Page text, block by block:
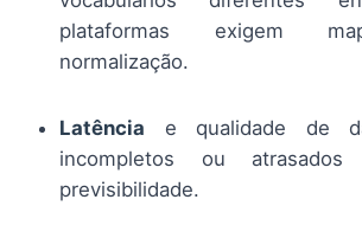
plataformas exigem
normalização.
Latência e qualidade de
incompletos ou atrasados
previsibilidade.